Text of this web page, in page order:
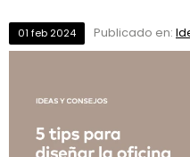
01 feb 2024 Publicado en: